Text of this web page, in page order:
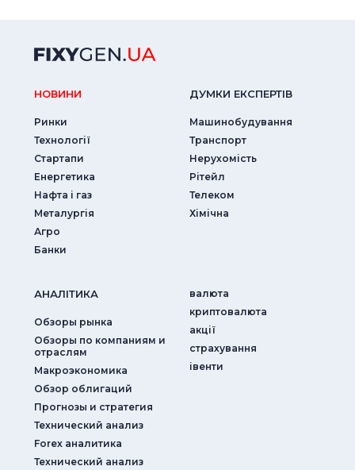
НОВИНИ
Ринки
Технології
Стартапи
Енергетика
Нафта і газ
Металургія
Агро
Банки
ДУМКИ ЕКСПЕРТIВ
Машинобудування
Транспорт
Нерухомість
Рітейл
Телеком
Хімічна
АНАЛIТИКА
Обзоры рынка
Обзоры по компаниям и
отраслям
Макроэкономика
Обзор облигаций
Прогнозы и стратегия
Технический анализ
Forex аналитика
Технический анализ
валюта
криптовалюта
акції
страхування
iвенти